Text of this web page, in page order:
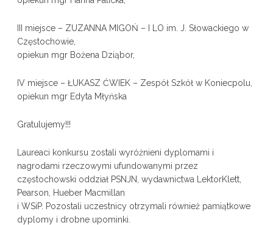
III miejsce – ZUZANNA MIGOŃ – I LO im. J. Słowackiego w
Częstochowie,
opiekun mgr Bożena Dziąbor,
IV miejsce – ŁUKASZ ĆWIEK – Zespół Szkół w Koniecpolu,
opiekun mgr Edyta Młyńska
Gratulujemy!!!
Laureaci konkursu zostali wyróżnieni dyplomami i
nagrodami rzeczowymi ufundowanymi przez
częstochowski oddział PSNJN, wydawnictwa LektorKlett,
Pearson, Hueber Macmillan
i WSiP. Pozostali uczestnicy otrzymali również pamiątkowe
dyplomy i drobne upominki.